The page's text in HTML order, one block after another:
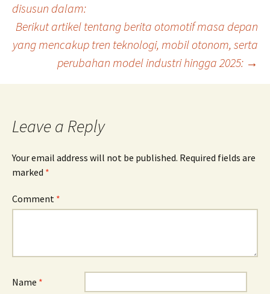
navigation
disusun dalam:
Berikut artikel tentang berita otomotif masa depan
yang mencakup tren teknologi, mobil otonom, serta
perubahan model industri hingga 2025: →
Leave a Reply
Your email address will not be published. Required fields are
marked *
Comment *
Name *